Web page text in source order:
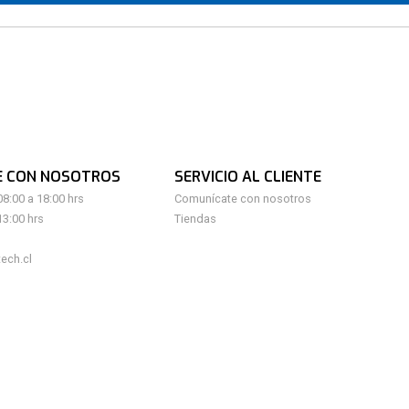
CON NOSOTROS
a 18:00 hrs
hrs
SERVICIO AL CLIENTE
Comunícate con nosotros
Tiendas